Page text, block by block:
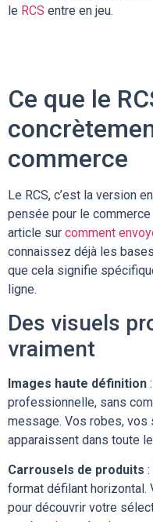
le RCS entre en jeu.
Ce que le
commerce
Le RCS, c’est la version
pensée pour le
article sur comment
connaissez déjà les
que cela signifie
ligne.
Des visuels
vraiment
Images haute définition
professionnelle, sans
message. Vos robes,
apparaissent dans toute
Carrousels de produits
format défilant
pour découvrir votre